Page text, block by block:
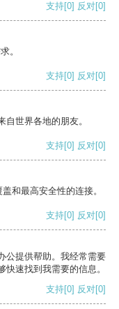
支持[0] 反对[0]
。
支持[0] 反对[0]
世界各地的朋友。
支持[0] 反对[0]
和最高安全性的连接。
支持[0] 反对[0]
公提供帮助。我经常需要
速找到我需要的信息。
支持[0] 反对[0]